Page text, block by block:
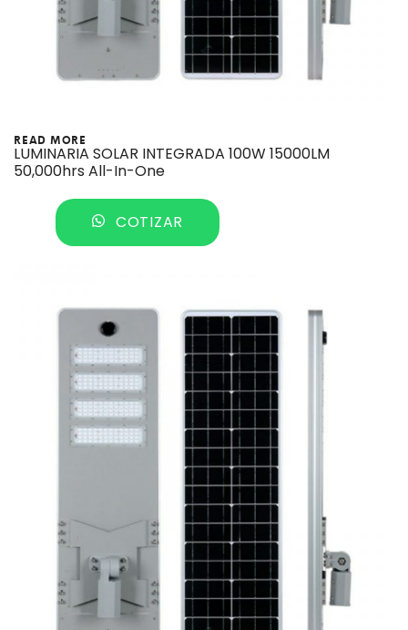
READ MORE
LUMINARIA SOLAR INTEGRADA 100W 15000LM
50,000hrs All-In-One
COTIZAR